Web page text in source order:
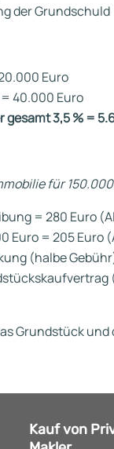
der Grundschuld
Euro
40.000 Euro
3,5 % =
für
= 280 Euro
Euro = 205 Euro
(halbe
Grundstück
Kauf von